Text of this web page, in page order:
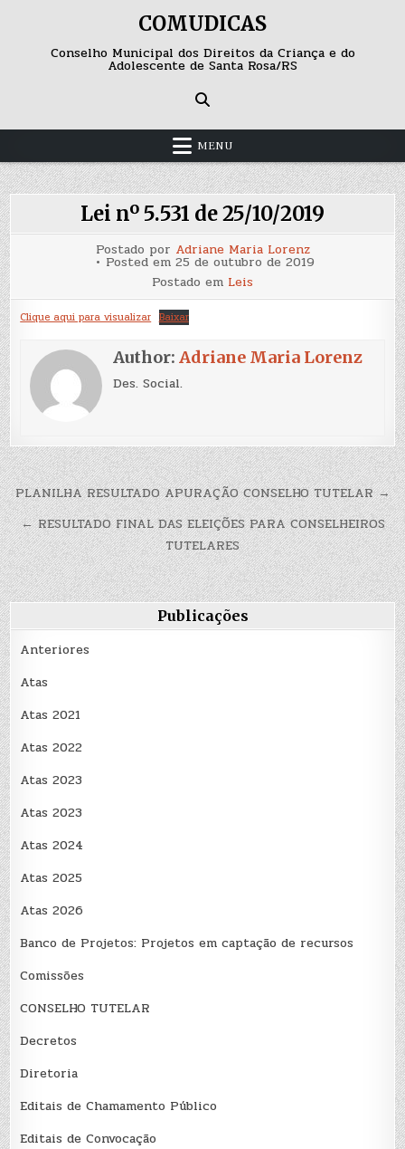
COMUDICAS
Conselho Municipal dos Direitos da Criança e do
Adolescente de Santa Rosa/RS
MENU
Lei nº 5.531 de 25/10/2019
Postado por Adriane Maria Lorenz
Posted em 25 de outubro de 2019
Postado em Leis
Clique aqui para visualizar Baixar
Author:Adriane Maria Lorenz
Des. Social.
Navegação
de
Post
PLANILHA RESULTADO APURAÇÃO CONSELHO TUTELAR →
← RESULTADO FINAL DAS ELEIÇÕES PARA CONSELHEIROS
TUTELARES
Publicações
Anteriores
Atas
Atas 2021
Atas 2022
Atas 2023
Atas 2023
Atas 2024
Atas 2025
Atas 2026
Banco de Projetos: Projetos em captação de recursos
Comissões
CONSELHO TUTELAR
Decretos
Diretoria
Editais de Chamamento Público
Editais de Convocação